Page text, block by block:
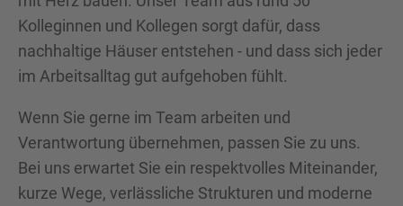
Kolleginnen und Kollegen sorgt dafür, dass
nachhaltige Häuser entstehen - und dass sich jeder
im Arbeitsalltag gut aufgehoben fühlt.
Wenn Sie gerne im Team arbeiten und
Verantwortung übernehmen, passen Sie zu uns.
Bei uns erwartet Sie ein respektvolles Miteinander,
kurze Wege, verlässliche Strukturen und moderne